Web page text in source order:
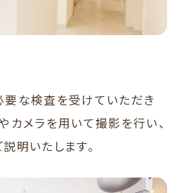
要な検査を受けていただき
カメラを用いて撮影を行い、
明いたします。